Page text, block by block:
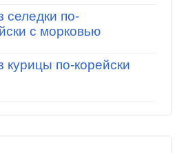
селедки по-
с морковью
курицы по-корейски